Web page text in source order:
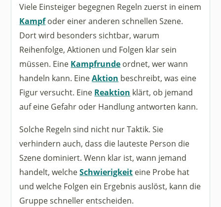
Viele Einsteiger begegnen Regeln zuerst in einem
Kampfoder einer anderen schnellen Szene.
Dort wird besonders sichtbar, warum
Reihenfolge, Aktionen und Folgen klar sein
müssen. Eine Kampfrunde ordnet, wer wann
handeln kann. EineAktion beschreibt, was eine
Figur versucht. Eine Reaktion klärt, ob jemand
auf eine Gefahr oder Handlung antworten kann.
Solche Regeln sind nicht nur Taktik. Sie
verhindern auch, dass die lauteste Person die
Szene dominiert. Wenn klar ist, wann jemand
handelt, welcheSchwierigkeit eine Probe hat
und welche Folgen ein Ergebnis auslöst, kann die
Gruppe schneller entscheiden.